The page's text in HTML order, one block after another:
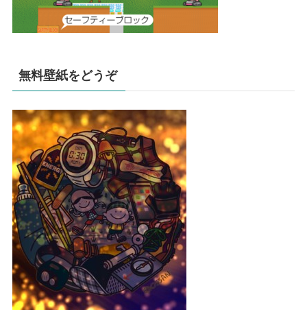
無料壁紙をどうぞ